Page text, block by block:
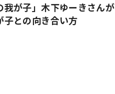
が子」木下ゆーきさんが
子との向き合い方